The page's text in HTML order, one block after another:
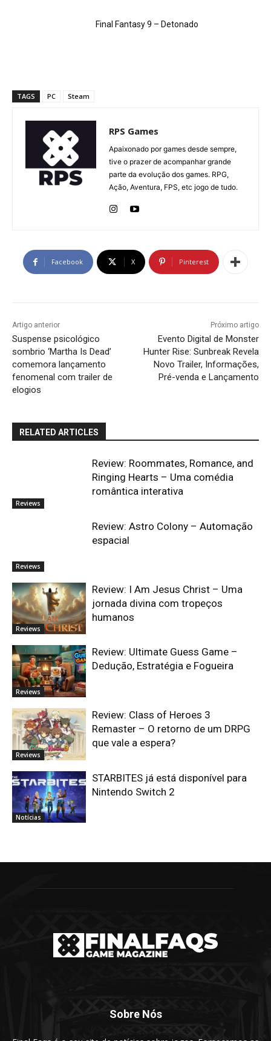
Final Fantasy 9 – Detonado
TAGS PC Steam
RPS Games
Apaixonado por games desde sempre,
tive o prazer de acompanhar grande
parte da evolução dos games. RPG,
Ação, Aventura, FPS, etc jogo de tudo.
Facebook X Pinterest
Artigo anterior
Suspense psicológico
sombrio ‘Martha Is Dead’
comemora lançamento
fenomenal com trailer de
elogios
Próximo artigo
Evento Digital de Monster
Hunter Rise: Sunbreak Revela
Novo Trailer, Informações,
Pré-venda e Lançamento
RELATED ARTICLES
Reviews
Review: Roommates, Romance, and
Ringing Hearts – Uma comédia
romântica interativa
Reviews
Review: Astro Colony – Automação
espacial
Reviews
Review: I Am Jesus Christ – Uma
jornada divina com tropeços
humanos
Reviews
Review: Ultimate Guess Game –
Dedução, Estratégia e Fogueira
Reviews
Review: Class of Heroes 3
Remaster – O retorno de um DRPG
que vale a espera?
Notícias
STARBITES já está disponível para
Nintendo Switch 2
Sobre Nós